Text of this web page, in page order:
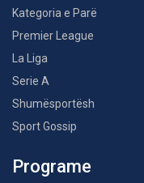
Kategoria e Parë
Premier League
La Liga
Serie A
Shumësportësh
Sport Gossip
Programe